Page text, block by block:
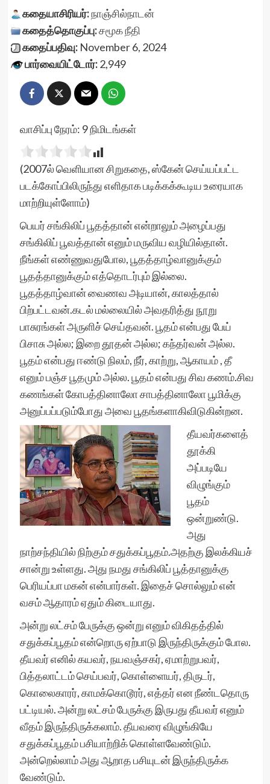
கதையாசிரியர்:நாஞ்சில்நாடன்
கதைத்தொகுப்பு:சமூக நீதி
கதைப்பதிவு:November 6, 2024
பார்வையிட்டோர்:2,949
வாசிப்பு நேரம்: 9நிமிடங்கள்
(2007ல் வெளியான சிறுகதை, ஸ்கேன் செய்யப்பட்ட
படக்கோப்பிலிருந்து எளிதாக படிக்கக்கூடிய உரையாக
மாற்றியுள்ளோம்)
பெயர் சங்கிலிப் பூதத்தான் என்றாலும் அழைப்பது
சங்கிலிப் பூவத்தான் எனும் மருவிய வழியில்தான்.
நீங்கள் எண்ணுவதுபோல, பூதத்தாழ்வானுக்கும்
பூதத்தானுக்கும் எத்தொடர்பும் இல்லை.
பூதத்தாழ்வான் வைணவ அடியான், காலத்தால்
பிற்பட்டவன்.கடல் மல்லையில் அவதரித்து நூறு
பாசுரங்கள் அருளிச் செய்தவன். பூதம் என்பது பேய்
பிசாசு அல்ல; இறை தூதன் அல்ல; கந்தர்வன் அல்ல.
பூதம் என்பது ஈண்டு நிலம், நீர், காற்று, ஆகாயம் , தீ
எனும் பஞ்ச பூதமும் அல்ல. பூதம் என்பது சிவ கணம்.சிவ
கணங்கள் கோபத்தினாலோ சாபத்தினாலோ பூமிக்கு
அனுப்பப்படும்போது அவை பூதங்களாகிவிடுகின்றன.
தீயவர்களைத்
தூக்கி
அப்படியே
விழுங்கும்
பூதம்
ஒன்றுண்டு.
அது
நாற்சந்தியில் நிற்கும் சதுக்கப்பூதம்.அதற்கு இலக்கியச்
சான்று உள்ளது. அது நமது சங்கிலிப் பூத்தானுக்கு
பெரியப்பா மகன் என்பார்கள். இதைச் சொல்லும் என்
வசம் ஆதாரம் ஏதும் கிடையாது.
அன்று லட்சம் பேருக்கு ஒன்று எனும் விகிதத்தில்
சதுக்கப்பூதம் என்றொரு ஏற்பாடு இருந்திருக்கும் போல.
தீயவர் எனில் கயவர், நயவஞ்சகர், ஏமாற்றுபவர்,
பித்தலாட்டம் செய்பவர், கொள்ளையர், திருடர்,
கொலைகாரர், காமக்கொடூரர், எத்தர் என நீண்டதொரு
பட்டியல். அன்று லட்சம் பேருக்கு இருபது தீயவர் எனும்
வீதம் இருந்திருக்கலாம். தீயவரை விழுங்கியே
சதுக்கப்பூதம் பசியாற்றிக் கொள்ளவேண்டும்.
அன்றெல்லாம் அது ஆறாத பசியுடன் இருந்திருக்க
வேண்டும்.